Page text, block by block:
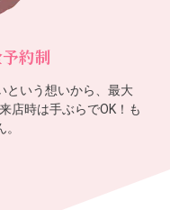
約制
という想いから、最大
店時は手ぶらでOK！も